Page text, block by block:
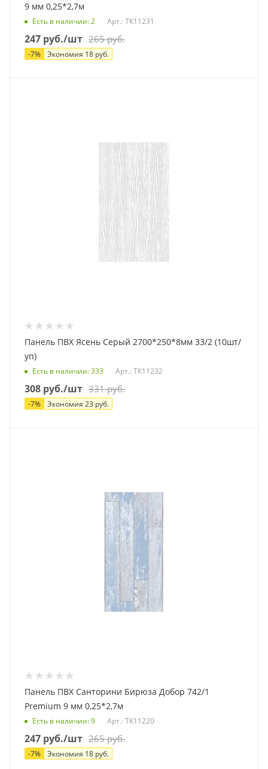
9 мм 0,25*2,7м
Есть в наличии: 2 Арт.: ТК11231
247 руб./шт 265руб.
-7% Экономия 18 руб.
Панель ПВХ Ясень Серый 2700*250*8мм 33/2 (10шт/
уп)
Есть в наличии: 333 Арт.: ТК11232
308 руб./шт 331руб.
-7% Экономия 23 руб.
Панель ПВХ Санторини Бирюза Добор 742/1
Premium 9 мм 0,25*2,7м
Есть в наличии: 9 Арт.: ТК11220
247 руб./шт 265руб.
-7% Экономия 18 руб.